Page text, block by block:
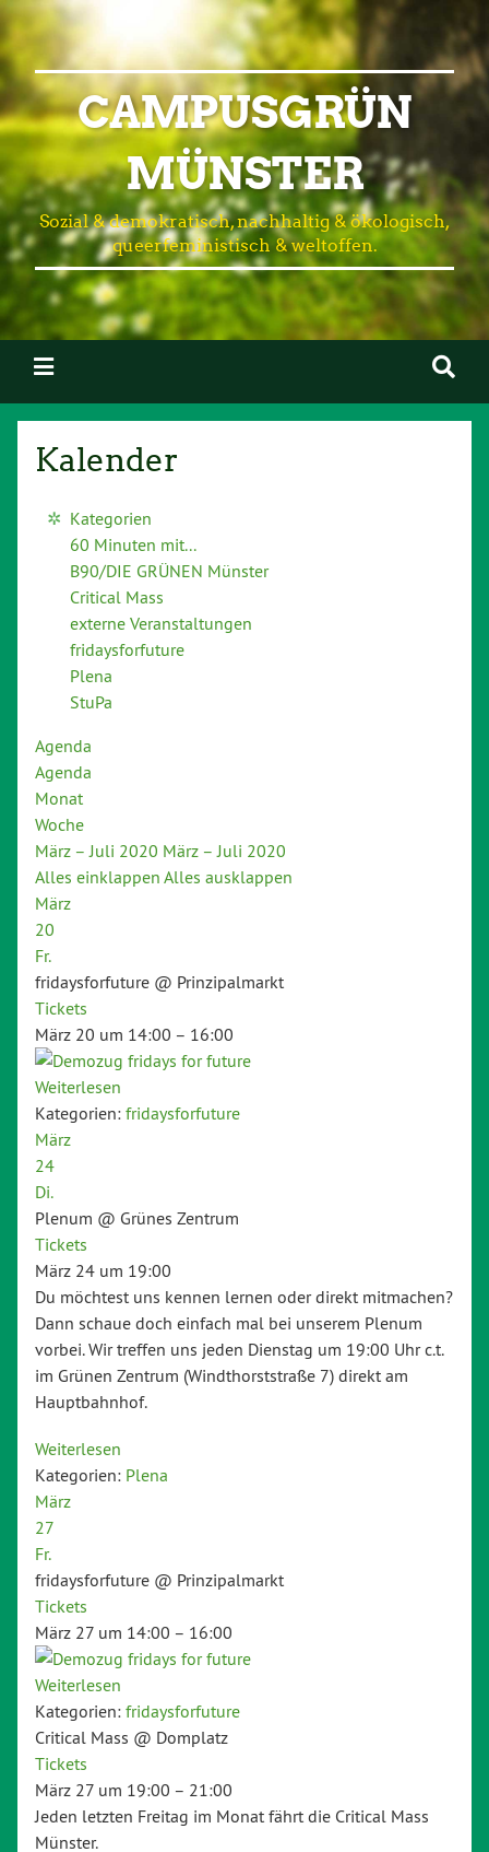
CAMPUSGRÜN
MÜNSTER
Sozial & demokratisch, nachhaltig & ökologisch,
queerfeministisch & weltoffen.
Kalender
Kategorien
60 Minuten mit...
B90/DIE GRÜNEN Münster
Critical Mass
externe Veranstaltungen
fridaysforfuture
Plena
StuPa
Agenda
Agenda
Monat
Woche
März – Juli 2020 März – Juli 2020
Alles einklappen Alles ausklappen
März
20
Fr.
fridaysforfuture @ Prinzipalmarkt
Tickets
März 20 um 14:00 – 16:00
Weiterlesen
Kategorien: fridaysforfuture
März
24
Di.
Plenum @ Grünes Zentrum
Tickets
März 24 um 19:00
Du möchtest uns kennen lernen oder direkt mitmachen?
Dann schaue doch einfach mal bei unserem Plenum
vorbei. Wir treffen uns jeden Dienstag um 19:00 Uhr c.t.
im Grünen Zentrum (Windthorststraße 7) direkt am
Hauptbahnhof.
Weiterlesen
Kategorien: Plena
März
27
Fr.
fridaysforfuture @ Prinzipalmarkt
Tickets
März 27 um 14:00 – 16:00
Weiterlesen
Kategorien: fridaysforfuture
Critical Mass @ Domplatz
Tickets
März 27 um 19:00 – 21:00
Jeden letzten Freitag im Monat fährt die Critical Mass
Münster.